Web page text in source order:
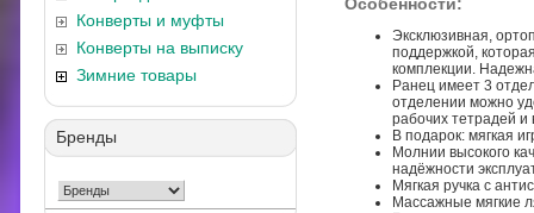
Конверты и муфты
Конверты на выписку
Зимние товары
Бренды
Эксклюзивная,
поддержкой,
комплекции.
Ранец имеет 3
отделении можно
рабочих тетрадей и
В подарок: мягкая
Молнии высокого
надёжности
Мягкая ручка с
Массажные мягкие